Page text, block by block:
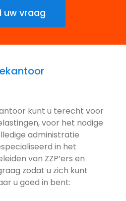
uw vraag
kunt u terecht voor
voor het nodige
administratie
in het
van ZZP’ers en
zodat u zich kunt
u goed in bent: